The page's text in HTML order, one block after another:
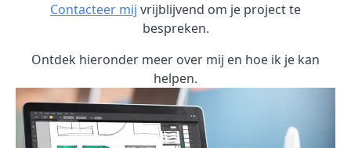
Contacteer mij vrijblijvend om je project te
bespreken.
Ontdek hieronder meer over mij en hoe ik je kan
helpen.